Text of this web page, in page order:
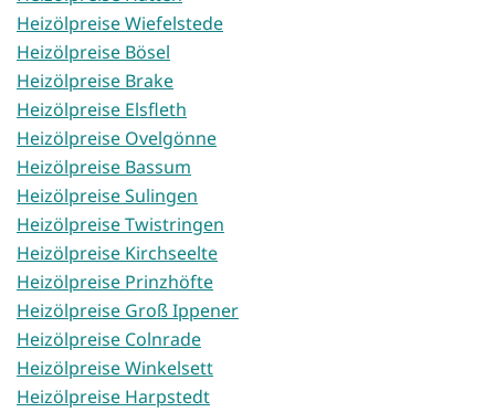
Heizölpreise Wiefelstede
Heizölpreise Bösel
Heizölpreise Brake
Heizölpreise Elsfleth
Heizölpreise Ovelgönne
Heizölpreise Bassum
Heizölpreise Sulingen
Heizölpreise Twistringen
Heizölpreise Kirchseelte
Heizölpreise Prinzhöfte
Heizölpreise Groß Ippener
Heizölpreise Colnrade
Heizölpreise Winkelsett
Heizölpreise Harpstedt